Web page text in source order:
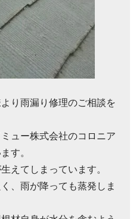
り雨漏り修理のご相談を
ュー株式会社のコロニア
す。
えてしまっています。
、雨が降っても蒸発しま